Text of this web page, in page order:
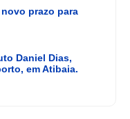
prazo para
Daniel Dias,
em Atibaia.